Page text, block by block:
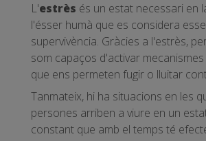
L'estrès és un estat necessari en
l'ésser humà que es considera
supervivència. Gràcies a l'estrès,
som capaços d'activar
que ens permeten fugir o lluitar
Tanmateix, hi ha situacions en les
persones arriben a viure en un
constant que amb el temps té